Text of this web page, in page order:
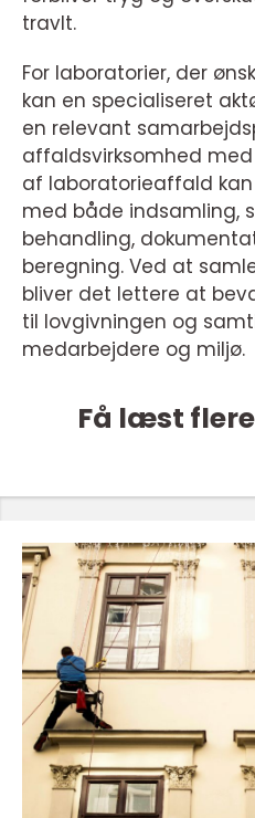
travlt.
For laboratorier, der
kan en specialiseret
en relevant
affaldsvirksomhed
af laboratorieaffald
med både indsamling,
behandling,
beregning. Ved at
bliver det lettere at
til lovgivningen og
medarbejdere og miljø.
Få læst